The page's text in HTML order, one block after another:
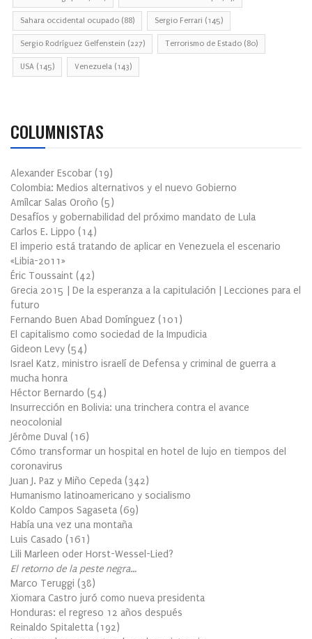
Sahara occidental ocupado (88) Sergio Ferrari (145)
Sergio Rodríguez Gelfenstein (227) Terrorismo de Estado (80)
USA (145) Venezuela (143)
COLUMNISTAS
Alexander Escobar (19)
Colombia: Medios alternativos y el nuevo Gobierno
Amílcar Salas Oroño (5)
Desafíos y gobernabilidad del próximo mandato de Lula
Carlos E. Lippo (14)
El imperio está tratando de aplicar en Venezuela el escenario
«Libia-2011»
Éric Toussaint (42)
Grecia 2015 | De la esperanza a la capitulación | Lecciones para el
futuro
Fernando Buen Abad Domínguez (101 )
El capitalismo como sociedad de la Impudicia
Gideon Levy (54)
Israel Katz, ministro israelí de Defensa y criminal de guerra a
mucha honra
Héctor Bernardo (54)
Insurrección en Bolivia: una trinchera contra el avance
neocolonial
Jérôme Duval (16)
Cómo transformar un hospital en hotel de lujo en tiempos del
coronavirus
Juan J. Paz y Miño Cepeda (342)
Humanismo latinoamericano y socialismo
Koldo Campos Sagaseta (69)
Había una vez una montaña
Luis Casado (161 )
Lili Marleen oder Horst-Wessel-Lied?
El retorno de la peste negra…
Marco Teruggi (38)
Xiomara Castro juró como nueva presidenta
Honduras: el regreso 12 años después
Reinaldo Spitaletta (192)